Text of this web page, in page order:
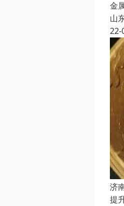
金
山
22-
济
提